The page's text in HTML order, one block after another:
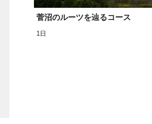
菅沼のルーツを辿るコース
1日